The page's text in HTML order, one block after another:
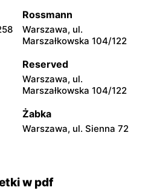
Żabka
Żabka
Żabka
Rossmann
Warszawa, ul.
Marszałkowska 104/122
Reserved
Warszawa, ul.
Marszałkowska 104/122
Żabka
Warszawa, ul. Sienna 72
w pdf